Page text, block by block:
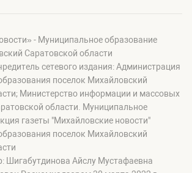
- Муниципальное образование
Саратовской области
сетевого издания: Администрация
поселок Михайловский
Министерство информации и массовых
области. Муниципальное
газеты "Михайловские новости"
поселок Михайловский
Шигабутдинова Айслу Мустафаевна